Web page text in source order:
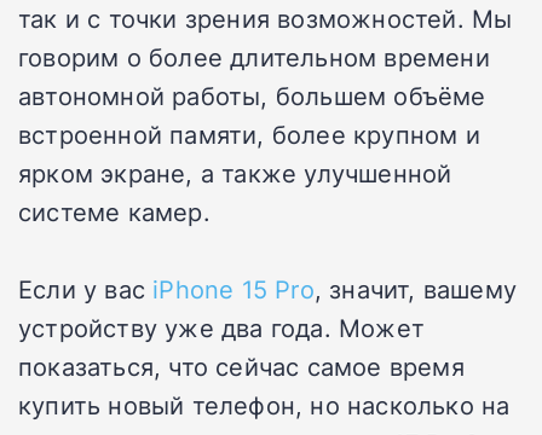
так и с точки зрения возможностей. Мы
говорим о более длительном времени
автономной работы, большем объёме
встроенной памяти, более крупном и
ярком экране, а также улучшенной
системе камер.
Если у вас iPhone 15 Pro, значит, вашему
устройству уже два года. Может
показаться, что сейчас самое время
купить новый телефон, но насколько на